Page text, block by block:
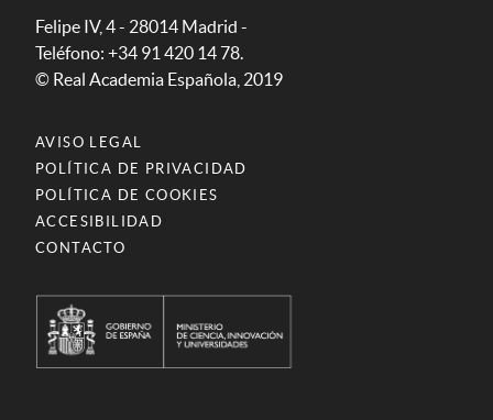
Felipe IV, 4 - 28014 Madrid -
Teléfono: +34 91 420 14 78.
© Real Academia Española, 2019
AVISO LEGAL
POLÍTICA DE PRIVACIDAD
POLÍTICA DE COOKIES
ACCESIBILIDAD
CONTACTO